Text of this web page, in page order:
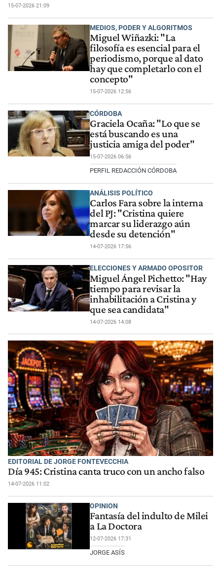
15-07-2026 21:09
MEDIOS, PODER Y ALGORITMOS
Miguel Wiñazki: "La
filosofía es esencial para el
periodismo, porque al dato
hay que completarlo con el
concepto"
15-07-2026 12:56
CÓRDOBA
Graciela Ocaña: "Lo que se
está buscando es una
justicia amiga del poder"
15-07-2026 06:56
PERFIL REDACCIÓN CÓRDOBA
ANÁLISIS POLÍTICO
Carlos Fara sobre la interna
del PJ: "Cristina quiere
marcar su liderazgo aún
desde su detención"
14-07-2026 17:56
ELECCIONES Y ARMADO OPOSITOR
Miguel Ángel Pichetto: "Hay
tiempo para revisar la
inhabilitación a Cristina y
que sea candidata"
14-07-2026 14:08
EDITORIAL DE JORGE FONTEVECCHIA
Día 945: Cristina canta truco con un ancho falso
14-07-2026 11:02
OPINION
Fantasía del indulto de Milei
a La Doctora
12-07-2026 17:31
JORGE ASÍS